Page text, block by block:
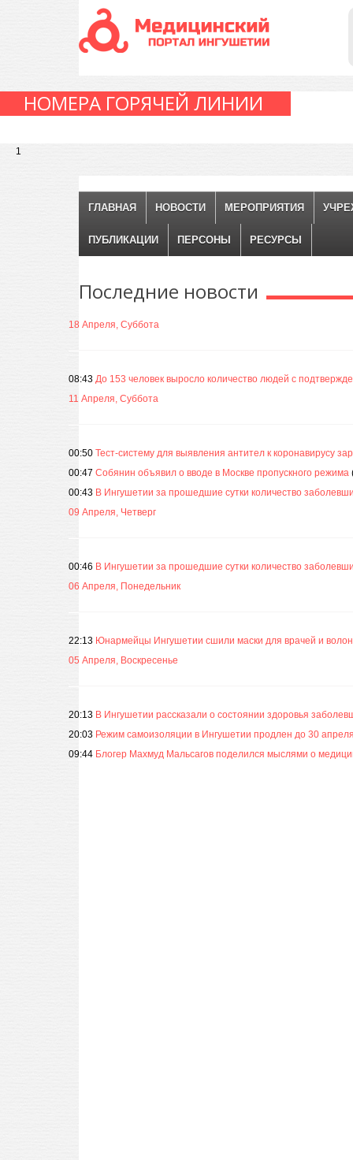
НОМЕРА ГОРЯЧЕЙ ЛИНИИ
1
ГЛАВНАЯ НОВОСТИ МЕРОПРИЯТИЯ
ПУБЛИКАЦИИ ПЕРСОНЫ РЕСУРСЫ
Последние новости
18 Апреля, Суббота
08:43 До 153 человек выросло количество людей с
11 Апреля, Суббота
00:50 Тест-систему для выявления антител к коронавирусу
00:47 Собянин объявил о вводе в Москве пропускного режима
00:43 В Ингушетии за прошедшие сутки количество
09 Апреля, Четверг
00:46 В Ингушетии за прошедшие сутки количество
06 Апреля, Понедельник
22:13 Юнармейцы Ингушетии сшили маски для врачей и
05 Апреля, Воскресенье
20:13 В Ингушетии рассказали о состоянии здоровья
20:03 Режим самоизоляции в Ингушетии продлен до 30
09:44 Блогер Махмуд Мальсагов поделился мыслями о